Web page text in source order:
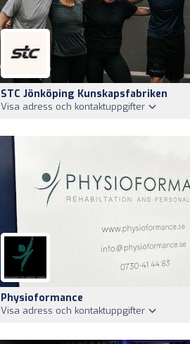
STC Jönköping Kunskapsfabriken
Visa adress och kontaktuppgifter
Physioformance
Visa adress och kontaktuppgifter